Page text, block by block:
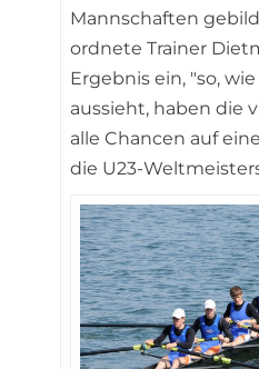
Mannschaften
ordnete Trainer
Ergebnis ein, "so,
aussieht, haben die
alle Chancen auf
die U23-